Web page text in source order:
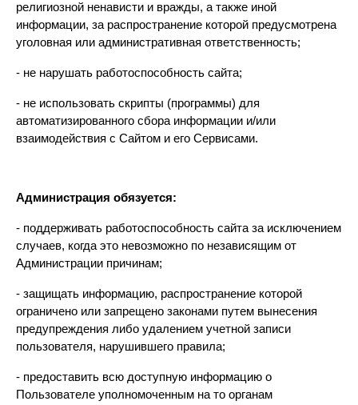
религиозной ненависти и вражды, а также иной
информации, за распространение которой предусмотрена
уголовная или административная ответственность;
- не нарушать работоспособность сайта;
- не использовать скрипты (программы) для
автоматизированного сбора информации и/или
взаимодействия с Сайтом и его Сервисами.
Администрация обязуется:
- поддерживать работоспособность сайта за исключением
случаев, когда это невозможно по независящим от
Администрации причинам;
- защищать информацию, распространение которой
ограничено или запрещено законами путем вынесения
предупреждения либо удалением учетной записи
пользователя, нарушившего правила;
- предоставить всю доступную информацию о
Пользователе уполномоченным на то органам